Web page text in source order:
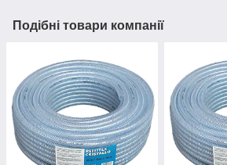
Подібні товари компанії